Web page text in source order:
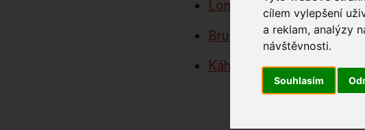
cílem vylepšení
a reklam, analýzy
návštěvnosti.
Souhlasím
Londýn
/ Růst a
Brusel
/ Moc
Káhira
/ Art for Social